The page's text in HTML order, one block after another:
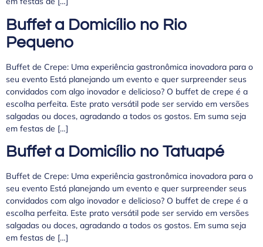
Buffet a Domicílio no Rio
Pequeno
Buffet de Crepe: Uma experiência gastronômica inovadora para o
seu evento Está planejando um evento e quer surpreender seus
convidados com algo inovador e delicioso? O buffet de crepe é a
escolha perfeita. Este prato versátil pode ser servido em versões
salgadas ou doces, agradando a todos os gostos. Em suma seja
em festas de […]
Buffet a Domicílio no Tatuapé
Buffet de Crepe: Uma experiência gastronômica inovadora para o
seu evento Está planejando um evento e quer surpreender seus
convidados com algo inovador e delicioso? O buffet de crepe é a
escolha perfeita. Este prato versátil pode ser servido em versões
salgadas ou doces, agradando a todos os gostos. Em suma seja
em festas de […]